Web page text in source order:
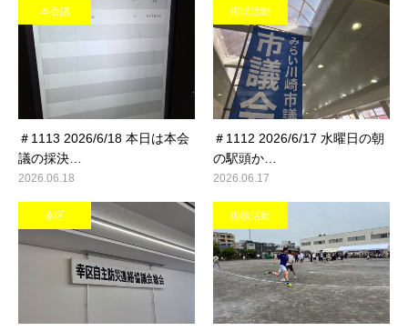
本会議
＃1113 2026/6/18 本日は本会
議の採決…
2026.06.18
街頭活動
＃1112 2026/6/17 水曜日の朝
の駅頭か…
2026.06.17
幸区 街頭活動